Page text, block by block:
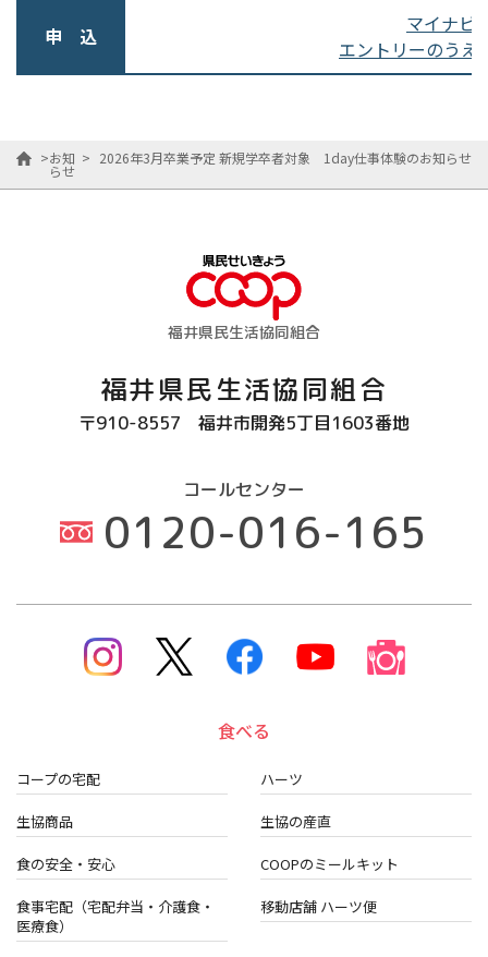
申 込
マイナビ
エントリーのうえ
>お知
らせ
> 2026年3月卒業予定 新規学卒者対象 1day仕事体験のお知らせ
福井県民生活協同組合
福井県民生活協同組合
〒910-8557 福井市開発5丁目1603番地
コールセンター
0120-016-165
食べる
コープの宅配 ハーツ
生協商品 生協の産直
食の安全・安心 COOPのミールキット
食事宅配（宅配弁当・介護食・
医療食）
移動店舗 ハーツ便